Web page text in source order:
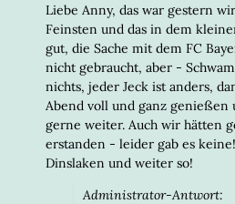
Liebe Anny, das war gestern
Feinsten und das in dem
gut, die Sache mit dem FC
nicht gebraucht, aber -
nichts, jeder Jeck ist anders,
Abend voll und ganz genießen
gerne weiter. Auch wir hätten
erstanden - leider gab es
Dinslaken und weiter so!
Administrator-Antwort: